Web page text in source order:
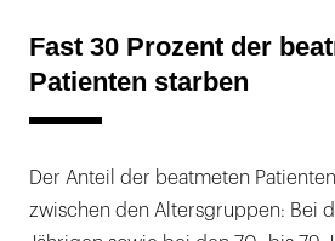
Fast 30 Prozent der
Patienten starben
Der Anteil der beatmeten
zwischen den Altersgruppen: Bei